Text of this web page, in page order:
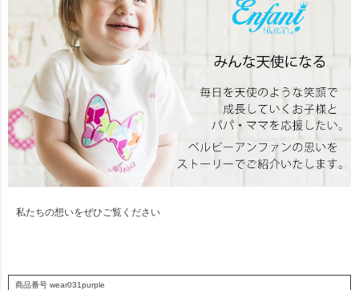
私たちの想いをぜひご覧ください
商品番号 wear031purple